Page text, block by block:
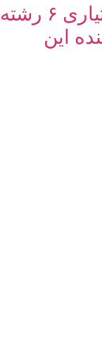
خالی شدن صندلی‌های دستیاری ۶ رشته
این